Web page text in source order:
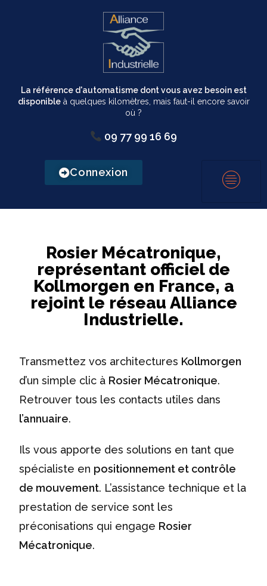
La référence d'automatisme dont vous avez besoin est
disponibleà quelques kilomètres, mais faut-il encore savoir
où ?
09 77 99 16 69
Connexion
Rosier Mécatronique,
représentant officiel de
Kollmorgen en France, a
rejoint le réseau Alliance
Industrielle.
Transmettez vos architectures Kollmorgen
d’un simple clic à Rosier Mécatronique.
Retrouver tous les contacts utiles dans
l’annuaire.
Ils vous apporte des solutions en tant que
spécialiste en positionnement et contrôle
de mouvement. L’assistance technique et la
prestation de service sont les
préconisations qui engage Rosier
Mécatronique.